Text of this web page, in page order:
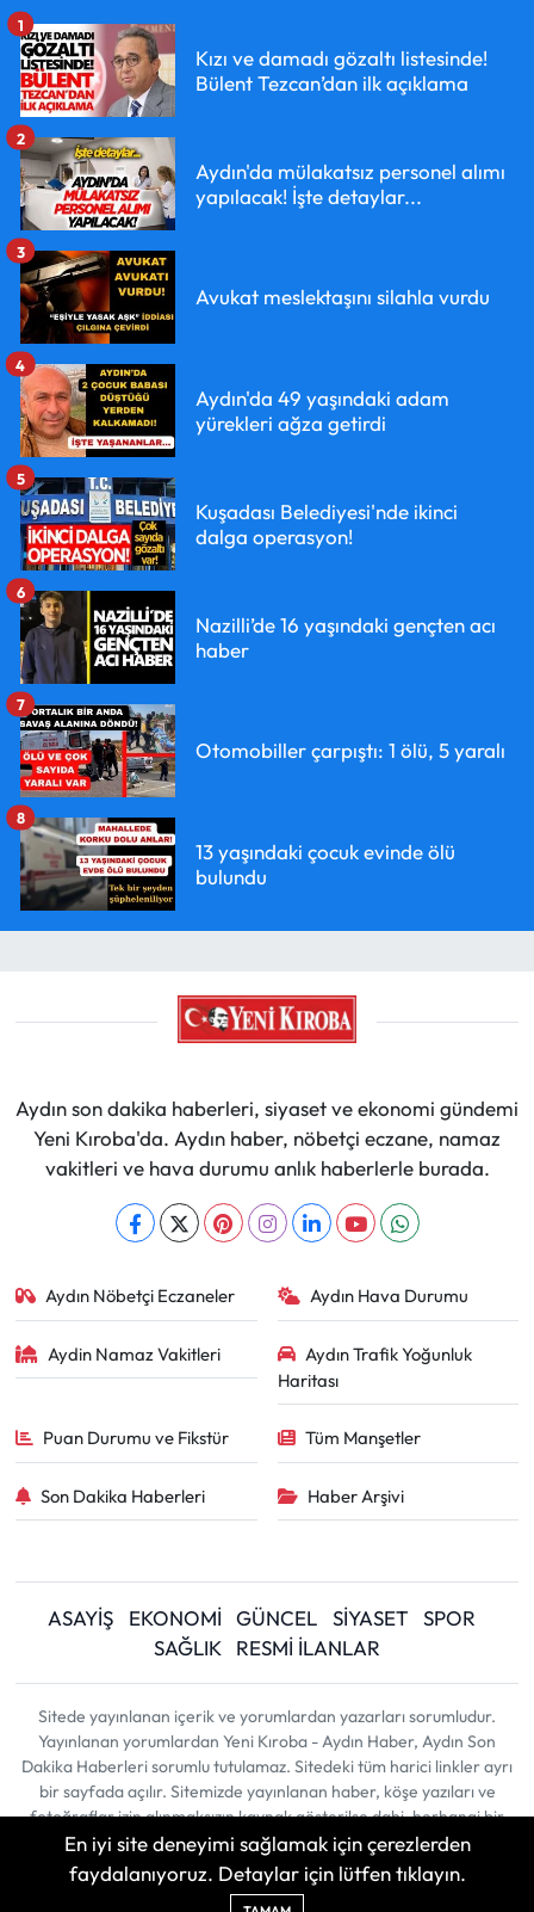
Kızı ve damadı gözaltı listesinde!
Bülent Tezcan’dan ilk açıklama
1
Aydın'da mülakatsız personel alımı
yapılacak! İşte detaylar...
2
Avukat meslektaşını silahla vurdu
3
Aydın'da 49 yaşındaki adam
yürekleri ağza getirdi
4
Kuşadası Belediyesi'nde ikinci
dalga operasyon!
5
Nazilli’de 16 yaşındaki gençten acı
haber
6
Otomobiller çarpıştı: 1 ölü, 5 yaralı
7
13 yaşındaki çocuk evinde ölü
bulundu
8
Aydın son dakika haberleri, siyaset ve ekonomi gündemi
Yeni Kıroba'da. Aydın haber, nöbetçi eczane, namaz
vakitleri ve hava durumu anlık haberlerle burada.
Aydın Nöbetçi Eczaneler Aydın Hava Durumu
Aydin Namaz Vakitleri
Aydın Trafik Yoğunluk
Haritası
Puan Durumu ve Fikstür Tüm Manşetler
Son Dakika Haberleri Haber Arşivi
ASAYİŞ EKONOMİ GÜNCEL SİYASET
SPOR
SAĞLIK
RESMİ İLANLAR
Sitede yayınlanan içerik ve yorumlardan yazarları sorumludur.
Yayınlanan yorumlardan Yeni Kıroba - Aydın Haber, Aydın Son
Dakika Haberleri sorumlu tutulamaz. Sitedeki tüm harici linkler ayrı
bir sayfada açılır. Sitemizde yayınlanan haber, köşe yazıları ve
fotoğraflar izin alınmaksızın kaynak gösterilse dahi, herhangi bir
ortamda kullanılamaz ve yayınlanamaz
| Copyright © 2026
En iyi site deneyimi sağlamak için çerezlerden
faydalanıyoruz. Detaylar için lütfen tıklayın.